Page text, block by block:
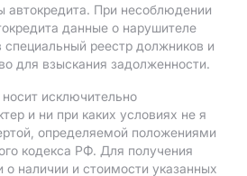
автокредита. При несоблюдении
данные о нарушителе
реестр должников и
для взыскания задолженности.
исключительно
и ни при каких условиях не я
определяемой положениями
кодекса РФ. Для получения
наличии и стоимости указанных